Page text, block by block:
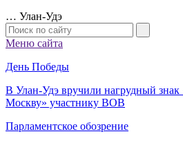
… Улан-Удэ
Меню сайта
День Победы
В Улан-Удэ вручили нагрудный знак
Москву» участнику ВОВ
Парламентское обозрение